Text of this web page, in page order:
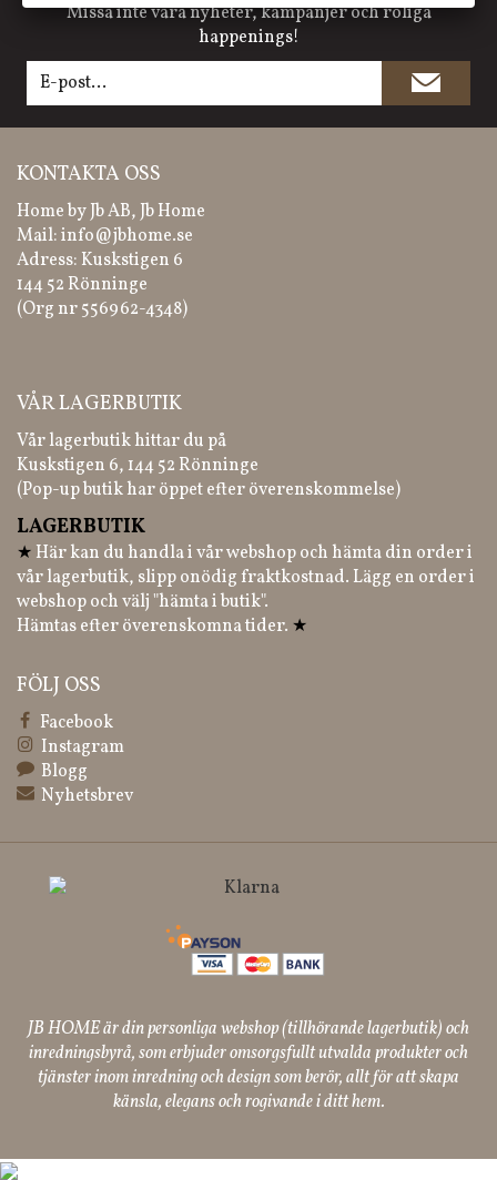
Missa inte våra nyheter, kampanjer och roliga
happenings!
KONTAKTA OSS
Home by Jb AB, Jb Home
Mail:info@jbhome.se
Adress: Kuskstigen 6
144 52 Rönninge
(Org nr 556962-4348)
VÅR LAGERBUTIK
Vår lagerbutik hittar du på
Kuskstigen 6, 144 52 Rönninge
(Pop-up butik har öppet efter överenskommelse)
LAGERBUTIK
★ Här kan du handla i vår webshop och hämta din order i
vår lagerbutik, slipp onödig fraktkostnad. Lägg en order i
webshop och välj "hämta i butik".
Hämtas efter överenskomna tider. ★
FÖLJ OSS
Facebook
Instagram
Blogg
Nyhetsbrev
JB HOME är din personliga webshop (tillhörande lagerbutik) och
inredningsbyrå, som erbjuder omsorgsfullt utvalda produkter och
tjänster inom inredning och design som berör, allt för att skapa
känsla, elegans och rogivande i ditt hem.